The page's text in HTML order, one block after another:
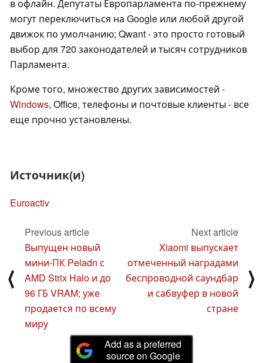
в офлайн. Депутаты Европарламента по-прежнему
могут переключиться на Google или любой другой
движок по умолчанию; Qwant - это просто готовый
выбор для 720 законодателей и тысяч сотрудников
Парламента.
Кроме того, множество других зависимостей -
Windows, Office, телефоны и почтовые клиенты - все
еще прочно установлены.
Источник(и)
Euroactiv
⟨
Previous article
Выпущен новый
мини-ПК Peladn с
AMD Strix Halo и до
96 ГБ VRAM; уже
продается по всему
миру
Next article
Xiaomi выпускает
отмеченный наградами
беспроводной саундбар
и сабвуфер в новой
стране
⟩
Add as a preferred
source on Google